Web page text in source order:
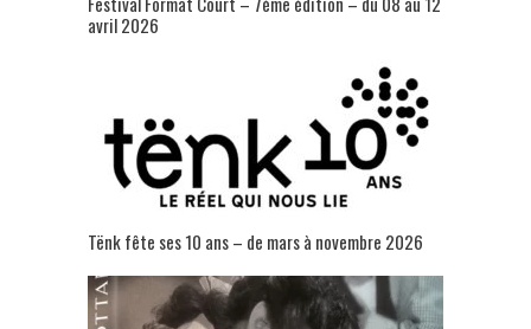
avril 2026
Tënk fête ses 10 ans – de mars à novembre 2026